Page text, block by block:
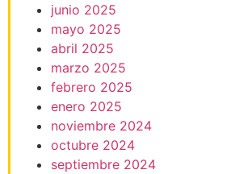
junio 2025
mayo 2025
abril 2025
marzo 2025
febrero 2025
enero 2025
noviembre 2024
octubre 2024
septiembre 2024